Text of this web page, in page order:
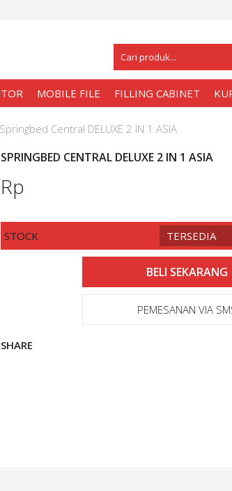
MOBILE FILE FILLING CABINET
Springbed Central DELUXE 2 IN 1 ASIA
SPRINGBED CENTRAL DELUXE 2 IN 1 ASIA
Rp
STOCK TERSEDIA
PEMESANAN VIA
SHARE